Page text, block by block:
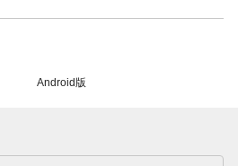
Android版